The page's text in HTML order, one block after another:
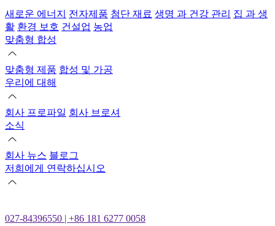
새로운 에너지 전자제품 첨단 재료 생명 과 건강 관리 집 과 생
활 환경 보호 건설업 농업
맞춤형 합성
맞춤형 제품 합성 및 가공
우리에 대해
회사 프로파일 회사 브로셔
소식
회사 뉴스 블로그
저희에게 연락하십시오
027-84396550 | +86 181 6277 0058